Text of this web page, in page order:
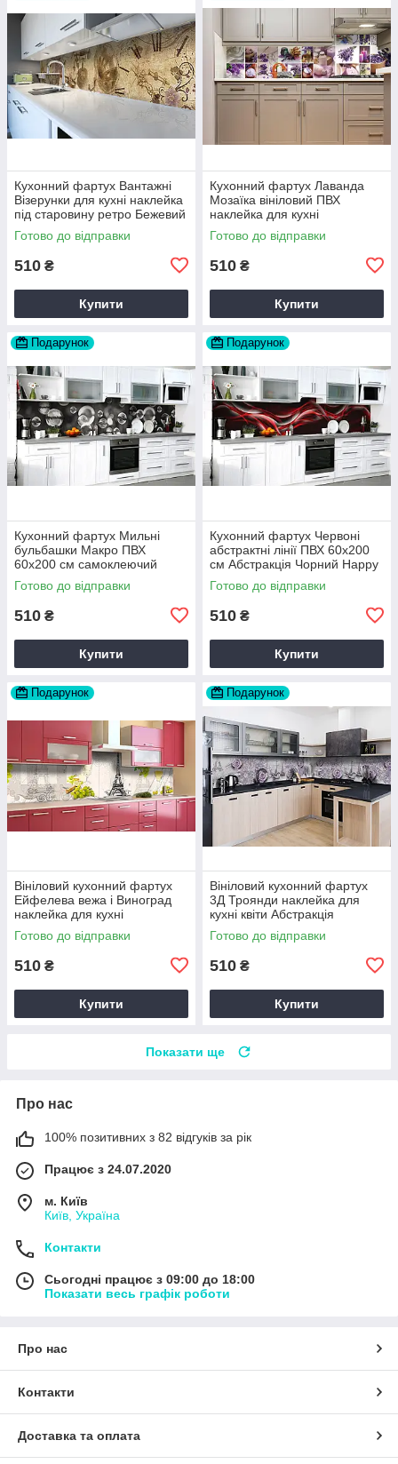
Кухонний фартух Вантажні
Візерунки для кухні наклейка
під старовину ретро Бежевий
60х200 см Happy Pocket
Z180561
Готово до відправки
510 ₴
Купити
Кухонний фартух Лаванда
Мозаїка вініловий ПВХ
наклейка для кухні
фіолетовий 60х200 см Happy
Pocket Z180251
Готово до відправки
510 ₴
Купити
Подарунок
Кухонний фартух Мильні
бульбашки Макро ПВХ
60х200 см самоклеючий
вініловий Текстура Сірий
Happy Pocket Z183363
Готово до відправки
510 ₴
Купити
Подарунок
Кухонний фартух Червоні
абстрактні лінії ПВХ 60х200
см Абстракція Чорний Happy
Pocket Z184164
Готово до відправки
510 ₴
Купити
Подарунок
Вініловий кухонний фартух
Ейфелева вежа і Виноград
наклейка для кухні
Абстракція Сірий Happy
Pocket Z181460
Готово до відправки
510 ₴
Купити
Подарунок
Вініловий кухонний фартух
3Д Троянди наклейка для
кухні квіти Абстракція
Фіолетовий Happy Pocket
Z181462
Готово до відправки
510 ₴
Купити
Показати ще
Про нас
100% позитивних з 82 відгуків за рік
Працює з 24.07.2020
м. Київ
Київ, Україна
Контакти
Сьогодні працює з 09:00 до 18:00
Показати весь графік роботи
Про нас
Контакти
Доставка та оплата